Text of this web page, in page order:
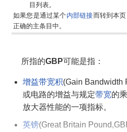
目列表。
如果您是通过某个内部链接而转到本
正确的主条目中。
所指的GBP可能是指：
增益带宽积(Gain Bandwidth
或电路的增益与规定带宽的
放大器性能的一项指标。
英镑(Great Britain